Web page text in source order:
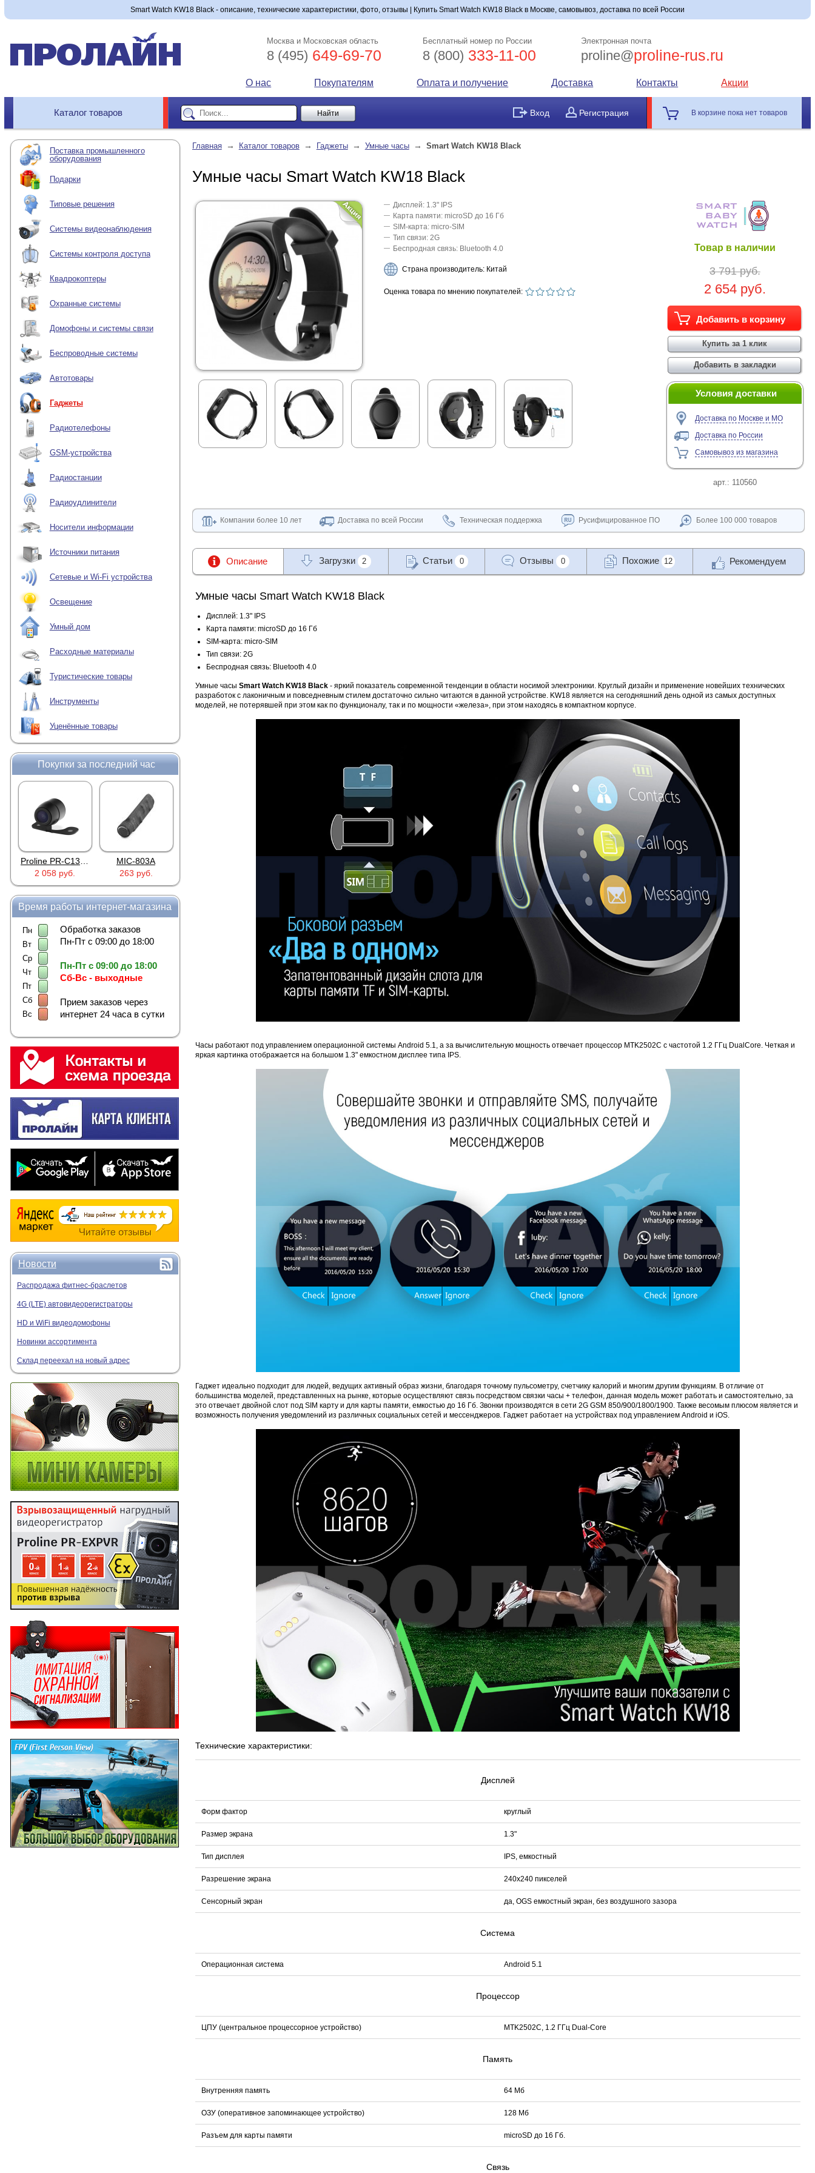
Smart Watch KW18 Black - описание, технические характеристики, фото, отзывы | Купить Smart Watch KW18 Black в Москве, самовывоз, доставка по всей России
Москва и Московская область
8 (495) 649-69-70
Бесплатный номер по России
8 (800) 333-11-00
Электронная почта
proline@proline-rus.ru
О нас Покупателям Оплата и получение Доставка Контакты Акции
Каталог товаров Вход Регистрация В корзине пока нет товаров
Поставка промышленного
оборудования
Подарки
Типовые решения
Системы видеонаблюдения
Системы контроля доступа
Квадрокоптеры
Охранные системы
Домофоны и системы связи
Беспроводные системы
Автотовары
Гаджеты
Радиотелефоны
GSM-устройства
Радиостанции
Радиоудлинители
Носители информации
Источники питания
Сетевые и Wi-Fi устройства
Освещение
Умный дом
Расходные материалы
Туристические товары
Инструменты
Уценённые товары
Покупки за последний час
Proline PR-C1335
2 058 руб.
MIC-803A
263 руб.
386 руб.
DJK-11Y(1м-2п) U3-1L
97 руб.
206 руб.
Proline HA-CB01
4 452 руб.
Proline PR-LED0503F2AA RED
250 руб.
Время работы интернет-магазина
Пн
Вт
Ср
Чт
Пт
Сб
Вс
Обработка заказов
Пн-Пт с 09:00 до 18:00
Пн-Пт с 09:00 до 18:00
Сб-Вс - выходные
Прием заказов через
интернет 24 часа в сутки
Новости
Распродажа фитнес-браслетов
4G (LTE) автовидеорегистраторы
HD и WiFi видеодомофоны
Новинки ассортимента
Склад переехал на новый адрес
Главная → Каталог товаров → Гаджеты → Умные часы → Smart Watch KW18 Black
Умные часы Smart Watch KW18 Black
Дисплей: 1.3" IPS
Карта памяти: microSD до 16 Гб
SIM-карта: micro-SIM
Тип связи: 2G
Беспродная связь: Bluetooth 4.0
Страна производитель: Китай
Оценка товара по мнению покупателей:
Товар в наличии
3 791 руб.
2 654 руб.
Условия доставки
Доставка по Москве и МО
Доставка по России
Самовывоз из магазина
арт.: 110560
Компании более 10 лет Доставка по всей России Техническая поддержка Русифицированное ПО Более 100 000 товаров
Описание Загрузки 2 Статьи 0 Отзывы 0 Похожие 12 Рекомендуем
Умные часы Smart Watch KW18 Black
Дисплей: 1.3" IPS
Карта памяти: microSD до 16 Гб
SIM-карта: micro-SIM
Тип связи: 2G
Беспродная связь: Bluetooth 4.0
Умные часы Smart Watch KW18 Black- яркий показатель современной тенденции в области носимой электроники. Круглый дизайн и применение новейших технических
разработок с лаконичным и повседневным стилем достаточно сильно читаются в данной устройстве. KW18 является на сегодняшний день одной из самых доступных
моделей, не потерявшей при этом как по функционалу, так и по мощности «железа», при этом находясь в компактном корпусе.
Часы работают под управлением операционной системы Android 5.1, а за вычислительную мощность отвечает процессор MTK2502С с частотой 1.2 ГГц DualCore. Четкая и
яркая картинка отображается на большом 1.3" емкостном дисплее типа IPS.
Гаджет идеально подходит для людей, ведущих активный образ жизни, благодаря точному пульсометру, счетчику калорий и многим другим функциям. В отличие от
большинства моделей, представленных на рынке, которые осуществляют связь посредством связки часы + телефон, данная модель может работать и самостоятельно, за
это отвечает двойной слот под SIM карту и для карты памяти, емкостью до 16 Гб. Звонки производятся в сети 2G GSM 850/900/1800/1900. Также весомым плюсом является и
возможность получения уведомлений из различных социальных сетей и мессенджеров. Гаджет работает на устройствах под управлением Android и iOS.
Технические характеристики:
Дисплей
Форм фактор круглый
Размер экрана 1.3"
Тип дисплея IPS, емкостный
Разрешение экрана 240x240 пикселей
Сенсорный экран да, OGS емкостный экран, без воздушного зазора
Система
Операционная система Android 5.1
Процессор
ЦПУ (центральное процессорное устройство) MTK2502С, 1.2 ГГц Dual-Core
Память
Внутренняя память 64 Мб
ОЗУ (оперативное запоминающее устройство) 128 Мб
Разъем для карты памяти microSD до 16 Гб.
Связь